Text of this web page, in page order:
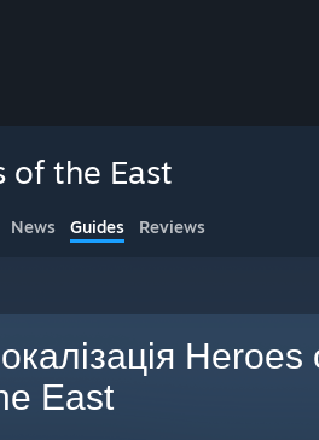
of the East
News Guides Reviews
East